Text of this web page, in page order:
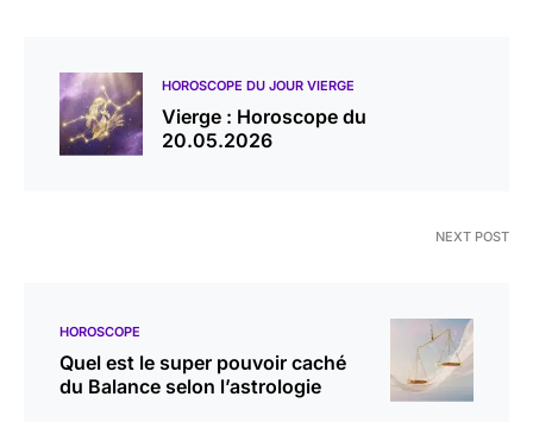
HOROSCOPE DU JOUR VIERGE
Vierge : Horoscope du
20.05.2026
NEXT POST
HOROSCOPE
Quel est le super pouvoir caché
du Balance selon l’astrologie